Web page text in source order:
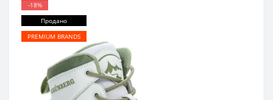
-18%
Продано
PREMIUM BRANDS